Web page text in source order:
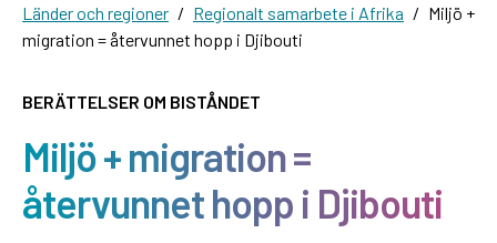
Länder och regioner
Regionalt samarbete i Afrika
Miljö +
migration = återvunnet hopp i Djibouti
BERÄTTELSER OM BISTÅNDET
Miljö + migration =
återvunnet hopp i Djibouti